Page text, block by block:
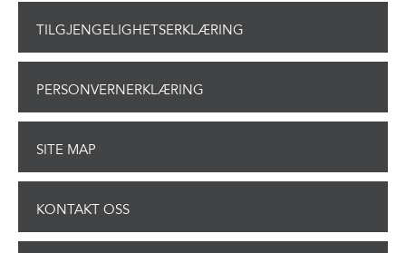
TILGJENGELIGHETSERKLÆRING
PERSONVERNERKLÆRING
SITE MAP
KONTAKT OSS